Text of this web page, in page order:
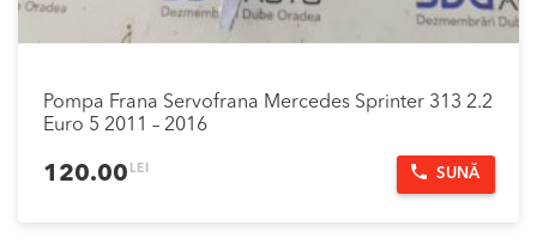
Pompa Frana Servofrana Mercedes Sprinter 313 2.2
Euro 5 2011 – 2016
120.00 LEI SUNĂ